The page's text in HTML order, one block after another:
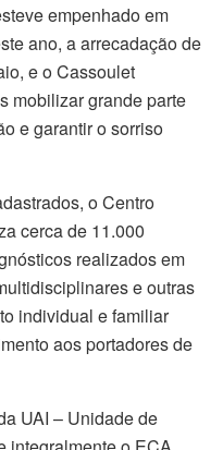
empenhado em
ano, a arrecadação de
e o Cassoulet
mobilizar grande parte
e garantir o sorriso
o Centro
cerca de 11.000
realizados em
e outras
individual e familiar
aos portadores de
UAI – Unidade de